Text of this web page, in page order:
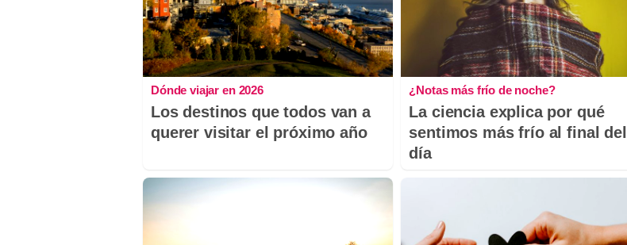
Dónde viajar en 2026
Los destinos que todos van a
querer visitar el próximo año
¿Notas más frío de noche?
La ciencia explica por qué
sentimos más frío al final del
día